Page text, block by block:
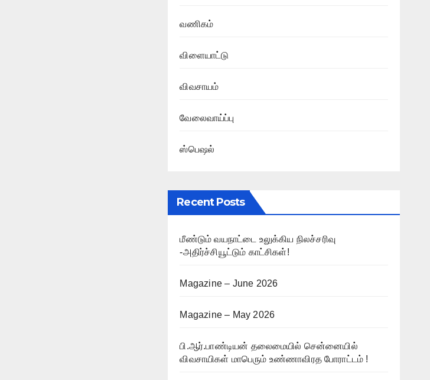
வணிகம்
விளையாட்டு
விவசாயம்
வேலைவாய்ப்பு
ஸ்பெஷல்
Recent Posts
மீண்டும் வயநாட்டை உலுக்கிய நிலச்சரிவு
-அதிர்ச்சியூட்டும் காட்சிகள்!
Magazine – June 2026
Magazine – May 2026
பி.ஆர்.பாண்டியன் தலைமையில் சென்னையில்
விவசாயிகள் மாபெரும் உண்ணாவிரத போராட்டம் !